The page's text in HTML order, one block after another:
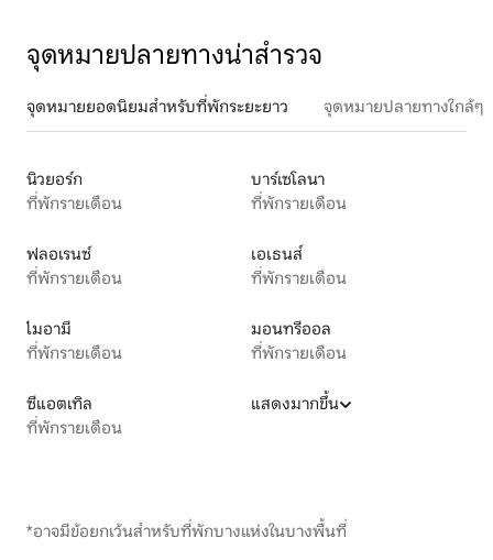
จุดหมายปลายทางน่าสำรวจ
จุดหมายยอดนิยมสำหรับที่พักระยะยาว จุดหมายปลายทางใกล้ๆ
นิวยอร์ก
ที่พักรายเดือน
บาร์เซโลนา
ที่พักรายเดือน
ฟลอเรนซ์
ที่พักรายเดือน
เอเธนส์
ที่พักรายเดือน
ไมอามี
ที่พักรายเดือน
มอนทรีออล
ที่พักรายเดือน
ซีแอตเทิล
ที่พักรายเดือน
แสดงมากขึ้น
*อาจมีข้อยกเว้นสำหรับที่พักบางแห่งในบางพื้นที่